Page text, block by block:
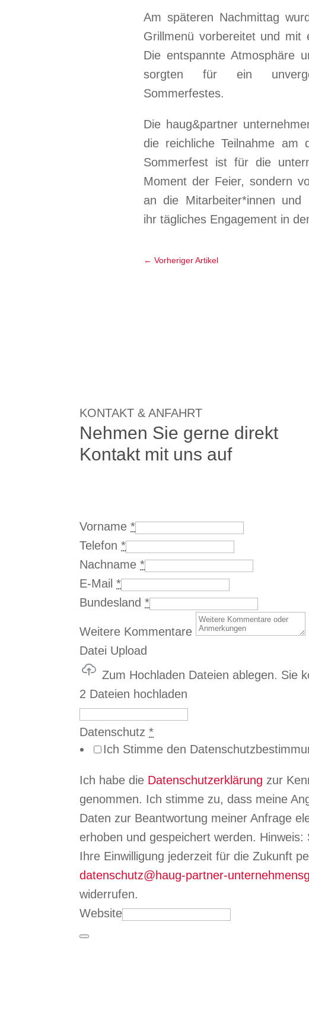
Am späteren Nachmittag
Grillmenü vorbereitet und mit
Die entspannte Atmosphäre
sorgten für ein
Sommerfestes.
Die haug&partner
die reichliche Teilnahme am
Sommerfest ist für die
Moment der Feier, sondern
an die Mitarbeiter*innen und
ihr tägliches Engagement in
← Vorheriger Artikel
KONTAKT & ANFAHRT
Nehmen Sie gerne direkt
Kontakt mit uns auf
Vorname *
Telefon *
Nachname *
E-Mail *
Bundesland *
Weitere Kommentare
Datei Upload
Zum Hochladen Dateien ablegen. Sie
2 Dateien hochladen
Datenschutz *
Ich Stimme den
Ich habe die Datenschutzerklärung zur
genommen. Ich stimme zu, dass meine
Daten zur Beantwortung meiner Anfrage
erhoben und gespeichert werden. Hinweis:
Ihre Einwilligung jederzeit für die Zukunft
datenschutz@haug-partner-
widerrufen.
Website